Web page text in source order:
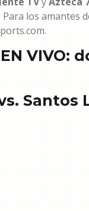
los amantes
VIVO:
Santos